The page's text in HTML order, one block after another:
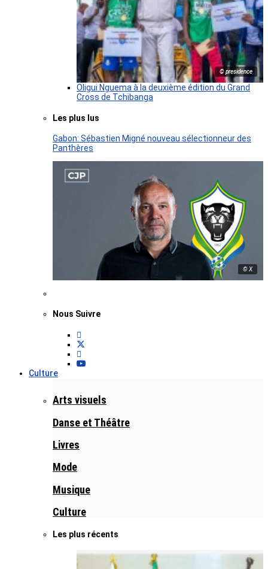
© presidence
Oligui Nguema à la deuxième édition du Grand
Cross de Tchibanga
Les plus lus
Gabon: Sébastien Migné nouveau sélectionneur des
Panthères
© X
Nous Suivre
Culture
Arts visuels
Danse et Théâtre
Livres
Mode
Musique
Culture
Les plus récents